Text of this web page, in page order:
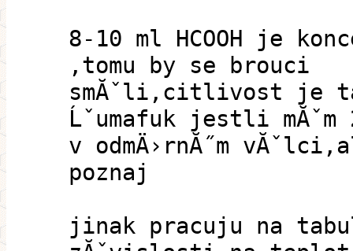
8-10 ml HCOOH je
,tomu by se brouci
smĂˇli,citlivost je
Ĺˇumafuk jestli mĂˇm
v odmÄ›rnĂ˝m
poznaj
jinak pracuju na